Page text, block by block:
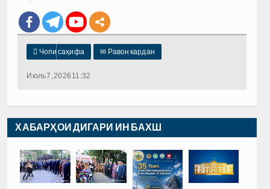
 Чопи саҳифа ✉ Равон кардан
Июль 7, 2026 11:32
ХАБАРҲОИ ДИГАРИ ИН БАХШ